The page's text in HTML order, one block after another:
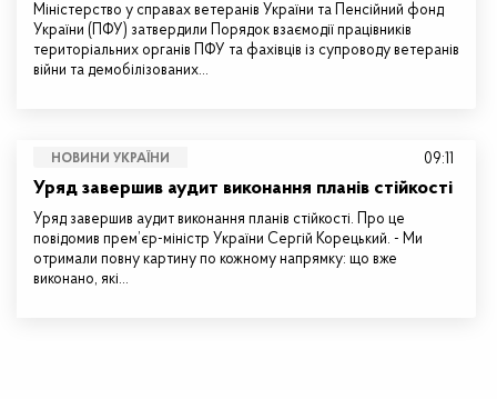
Міністерство у справах ветеранів України та Пенсійний фонд
України (ПФУ) затвердили Порядок взаємодії працівників
територіальних органів ПФУ та фахівців із супроводу ветеранів
війни та демобілізованих…
НОВИНИ УКРАЇНИ
Уряд завершив аудит виконання планів стійкості
Уряд завершив аудит виконання планів стійкості. Про це
повідомив прем’єр-міністр України Сергій Корецький. - Ми
отримали повну картину по кожному напрямку: що вже
виконано, які…
09:11